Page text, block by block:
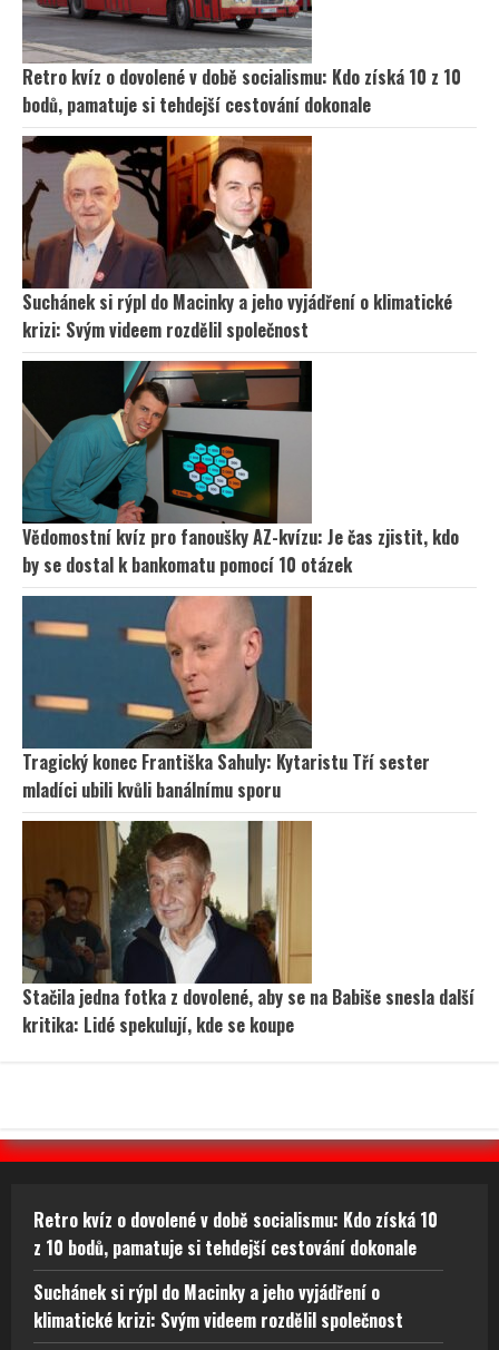
Retro kvíz o dovolené v době socialismu: Kdo získá 10 z 10
bodů, pamatuje si tehdejší cestování dokonale
Suchánek si rýpl do Macinky a jeho vyjádření o klimatické
krizi: Svým videem rozdělil společnost
Vědomostní kvíz pro fanoušky AZ-kvízu: Je čas zjistit, kdo
by se dostal k bankomatu pomocí 10 otázek
Tragický konec Františka Sahuly: Kytaristu Tří sester
mladíci ubili kvůli banálnímu sporu
Stačila jedna fotka z dovolené, aby se na Babiše snesla další
kritika: Lidé spekulují, kde se koupe
Retro kvíz o dovolené v době socialismu: Kdo získá 10
z 10 bodů, pamatuje si tehdejší cestování dokonale
Suchánek si rýpl do Macinky a jeho vyjádření o
klimatické krizi: Svým videem rozdělil společnost